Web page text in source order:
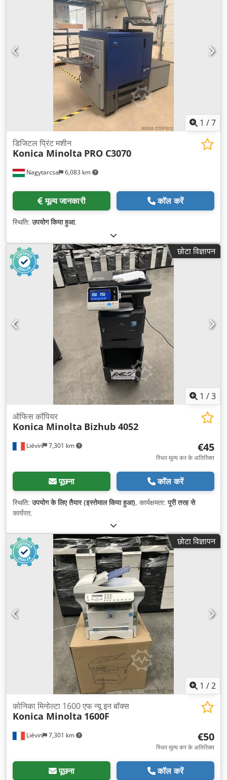
1 /7
Nagytarcsa 6,083 km
डिजिटल प्रिंट मशीन
Konica Minolta PRO C3070
मूल्य जानकारी कॉल करें
स्थिति:उपयोग किया हुआ,
छोटा विज्ञापन
1 /3
Liévin 7,301 km
ऑफिस कॉपियर
Konica Minolta Bizhub 4052
€45
स्थिर मूल्य कर के अतिरिक्त
पूछना कॉल करें
स्थिति:उपयोग के लिए तैयार (इस्तेमाल किया हुआ), कार्यक्षमता:पूरी तरह से
कार्यरत,
छोटा विज्ञापन
1 /2
Liévin 7,301 km
कोनिका मिनोल्टा 1600 एफ न्यू इन बॉक्स
Konica Minolta 1600F
€50
स्थिर मूल्य कर के अतिरिक्त
पूछना कॉल करें